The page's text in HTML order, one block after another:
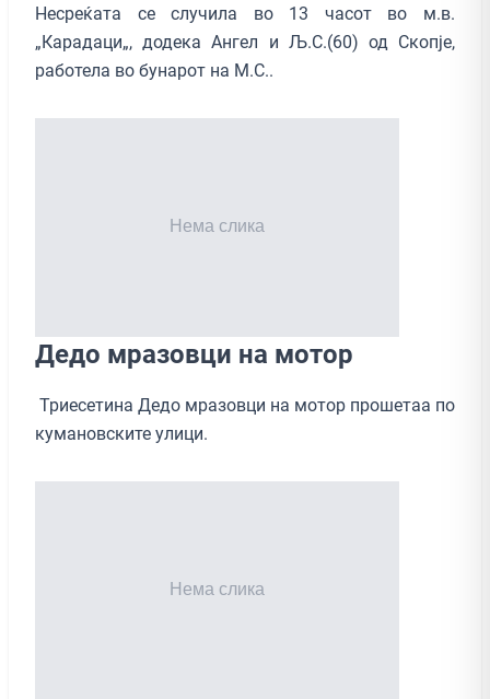
Несреќата се случила во 13 часот во м.в.
„Карадаци„, додека Ангел и Љ.С.(60) од Скопје,
работела во бунарот на М.С..
Дедо мразовци на мотор
Триесетина Дедо мразовци на мотор прошетаа по
кумановските улици.